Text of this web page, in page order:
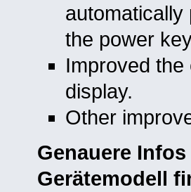
automatically
the power
Improved
display.
Other
Genauere
Gerätemodell